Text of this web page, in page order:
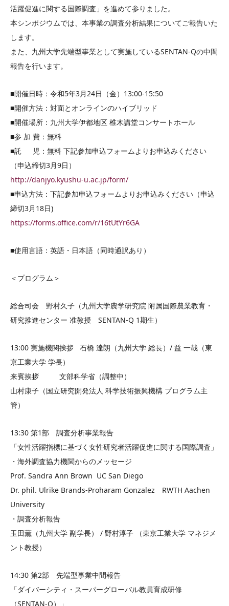
活躍促進に関する国際調査」を進めて参りました。
本シンポジウムでは、本事業の調査分析結果についてご報告いた
します。
また、九州大学先端型事業として実施しているSENTAN-Qの中間
報告を行います。
■開催日時：令和5年3月24日（金）13:00-15:50
■開催方法：対面とオンラインのハイブリッド
■開催場所：九州大学伊都地区 椎木講堂コンサートホール
■参 加 費：無料
■託 児：無料 下記参加申込フォームよりお申込みください
（申込締切3月9日）
http://danjyo.kyushu-u.ac.jp/form/
■申込方法：下記参加申込フォームよりお申込みください（申込
締切3月18日)
https://forms.office.com/r/16tUtYr6GA
■使用言語：英語・日本語（同時通訳あり）
＜プログラム＞
総合司会 野村久子（九州大学農学研究院 附属国際農業教育・
研究推進センター 准教授 SENTAN-Q 1期生）
13:00 実施機関挨拶 石橋 達朗（九州大学 総長）/ 益 一哉（東
京工業大学 学長）
来賓挨拶 文部科学省（調整中）
山村康子（国立研究開発法人 科学技術振興機構 プログラム主
管）
13:30 第1部 調査分析事業報告
「女性活躍指標に基づく女性研究者活躍促進に関する国際調査」
・海外調査協力機関からのメッセージ
Prof. Sandra Ann Brown UC San Diego
Dr. phil. Ulrike Brands-Proharam Gonzalez RWTH Aachen
University
・調査分析報告
玉田薫（九州大学 副学長） / 野村淳子 （東京工業大学 マネジメ
ント教授）
14:30 第2部 先端型事業中間報告
「ダイバーシティ・スーパーグローバル教員育成研修
（SENTAN-Q）」